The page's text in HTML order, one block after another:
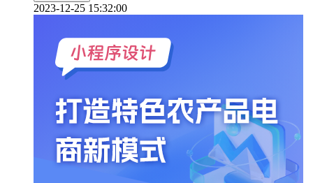
2023-12-25 15:32:00